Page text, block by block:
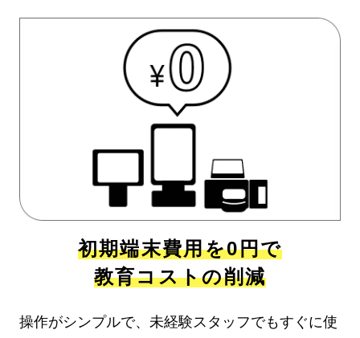
初期端末費用を0円で
教育コストの削減
操作がシンプルで、未経験スタッフでもすぐに使